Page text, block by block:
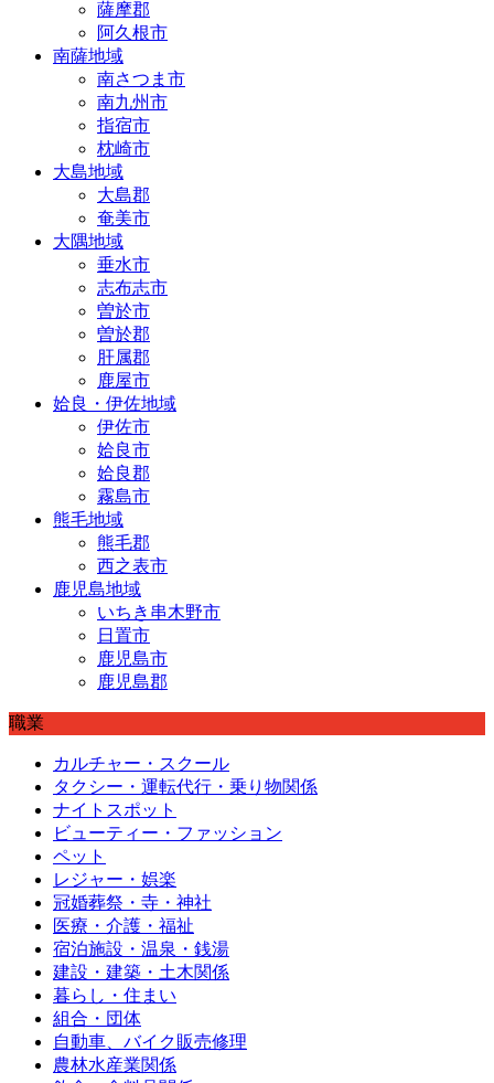
薩摩郡
阿久根市
南薩地域
南さつま市
南九州市
指宿市
枕崎市
大島地域
大島郡
奄美市
大隅地域
垂水市
志布志市
曽於市
曽於郡
肝属郡
鹿屋市
姶良・伊佐地域
伊佐市
姶良市
姶良郡
霧島市
熊毛地域
熊毛郡
西之表市
鹿児島地域
いちき串木野市
日置市
鹿児島市
鹿児島郡
職業
カルチャー・スクール
タクシー・運転代行・乗り物関係
ナイトスポット
ビューティー・ファッション
ペット
レジャー・娯楽
冠婚葬祭・寺・神社
医療・介護・福祉
宿泊施設・温泉・銭湯
建設・建築・土木関係
暮らし・住まい
組合・団体
自動車、バイク販売修理
農林水産業関係